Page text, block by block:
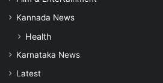
Kannada News
Health
Karnataka News
Latest